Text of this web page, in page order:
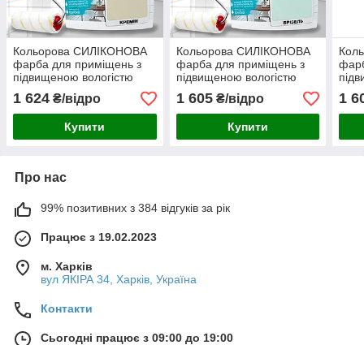
Кольорова СИЛІКОНОВА
фарба для приміщень з
підвищеною вологістю
миюча протигрибкова
матова емаль SkyLine
Кремін 5 л
1 624 ₴/відро
Купити
Кольорова СИЛІКОНОВА
фарба для приміщень з
підвищеною вологістю
миюча протигрибкова
матова емаль SkyLine
Брізель 5 л
1 605₴/відро
Купити
1
Про нас
99% позитивних з 384 відгуків за рік
Працює з 19.02.2023
м. Харків
вул ЯКІРА 34, Харків, Україна
Контакти
Сьогодні працює з 09:00 до 19:00